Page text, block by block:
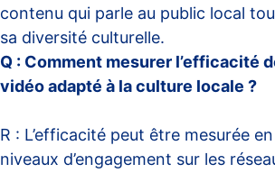
contenu qui parle au public local
sa diversité culturelle.
Q : Comment mesurer l’efficacité
vidéo adapté à la culture locale ?
R : L’efficacité peut être mesurée
niveaux d’engagement sur les